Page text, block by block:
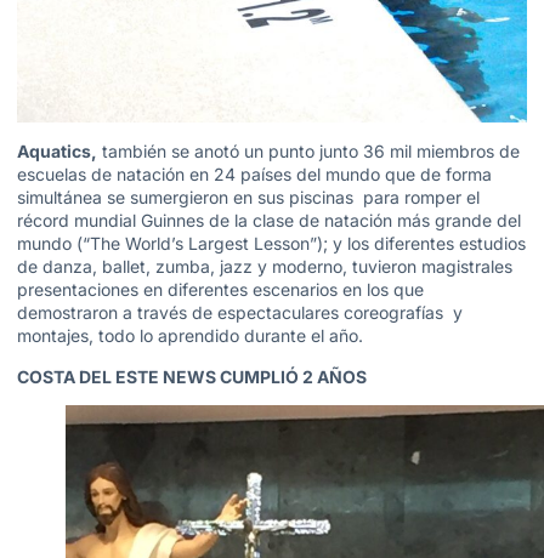
Aquatics, también se anotó un punto junto 36 mil miembros de
escuelas de natación en 24 países del mundo que de forma
simultánea se sumergieron en sus piscinas para romper el
récord mundial Guinnes de la clase de natación más grande del
mundo (“The World’s Largest Lesson”); y los diferentes estudios
de danza, ballet, zumba, jazz y moderno, tuvieron magistrales
presentaciones en diferentes escenarios en los que
demostraron a través de espectaculares coreografías y
montajes, todo lo aprendido durante el año.
COSTA DEL ESTE NEWS CUMPLIÓ 2 AÑOS